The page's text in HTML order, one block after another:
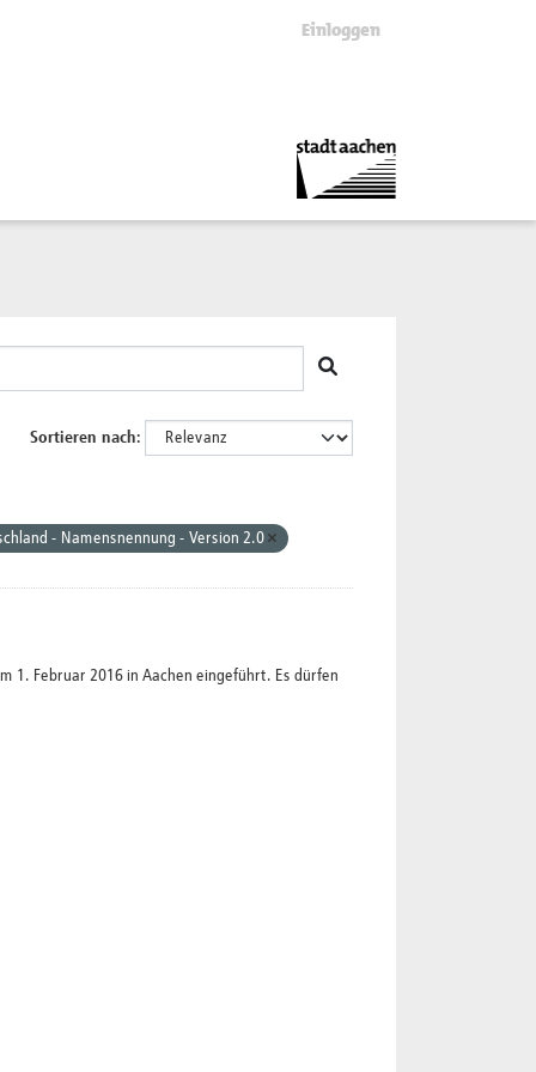
Einloggen
Sortieren nach
- Namensnennung - Version 2.0
1. Februar 2016 in Aachen eingeführt. Es dürfen